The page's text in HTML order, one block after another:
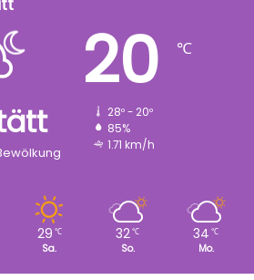
20 ℃
28º - 20º
85%
1.71 km/h
29 ℃
Sa.
32℃
So.
34 ℃
Mo.